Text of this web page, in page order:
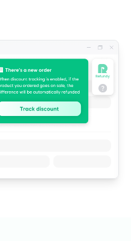
'迪塞尔海外代购解决方案'
通过Refundy获得的退
额的增长，即使是1%的
响。只需点击一次，退款